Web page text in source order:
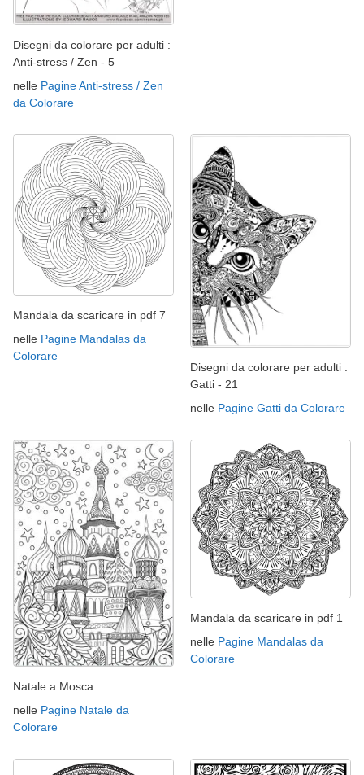
Disegni da colorare per adulti :
Anti-stress / Zen - 5
nelle Pagine Anti-stress / Zen
da Colorare
Mandala da scaricare in pdf 7
nelle Pagine Mandalas da
Colorare
Disegni da colorare per adulti :
Gatti - 21
nelle Pagine Gatti da Colorare
Natale a Mosca
nelle Pagine Natale da
Colorare
Mandala da scaricare in pdf 1
nelle Pagine Mandalas da
Colorare